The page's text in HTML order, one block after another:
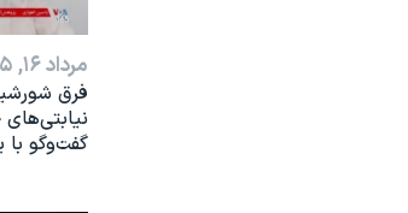
مرداد ۱۶, ۱۴۰۵
فرق
گفت‌وگو با